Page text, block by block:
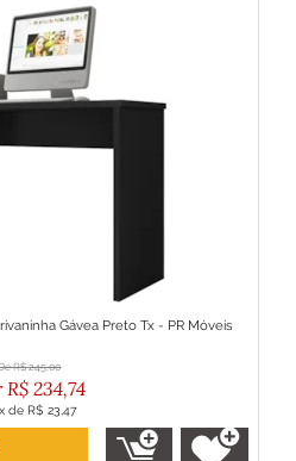
Gávea Preto Tx - PR Móveis
R$ 245,00
R$ 234,74
x de R$ 23,47
no boleto